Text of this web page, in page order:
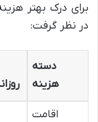
برای درک بهتر
در نظر گرفت:
دسته
هزینه
اقامت